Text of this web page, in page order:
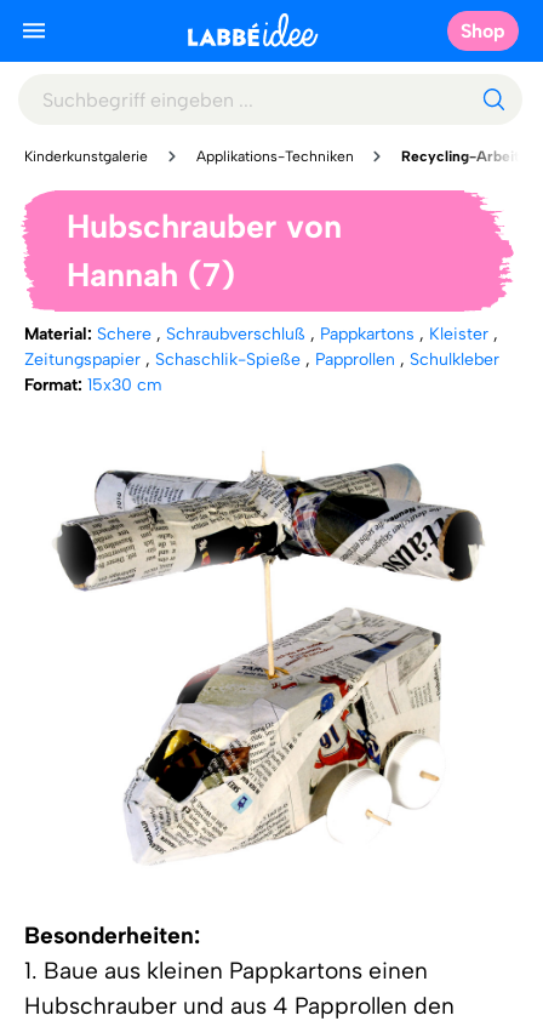
Shop
Kinderkunstgalerie Applikations-Techniken Recycling-Arbeiten
Hubschrauber von
Hannah (7)
Material: Schere , Schraubverschluß , Pappkartons , Kleister ,
Zeitungspapier , Schaschlik-Spieße , Papprollen , Schulkleber
Format: 15x30 cm
Besonderheiten:
1. Baue aus kleinen Pappkartons einen
Hubschrauber und aus 4 Papprollen den